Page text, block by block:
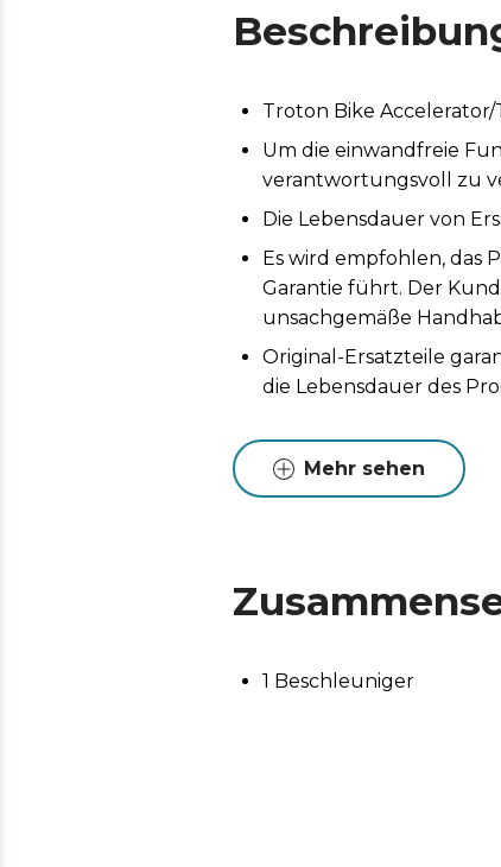
Troton Bike
Um die einwandfreie
verantwortungsvoll zu
Die Lebensdauer von
Es wird empfohlen, das
Garantie führt. Der
unsachgemäße
Original-Ersatzteile
die Lebensdauer des
Mehr sehen
1 Beschleuniger